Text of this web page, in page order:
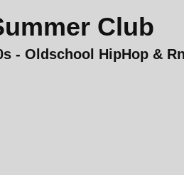
Club
- Oldschool HipHop &